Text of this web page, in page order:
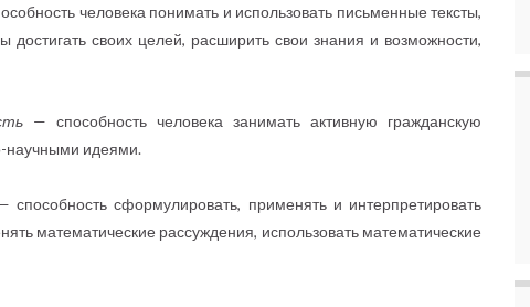
человека понимать и использовать письменные тексты,
своих целей, расширить свои знания и возможности,
— способность человека занимать активную гражданскую
научными идеями.
способность сформулировать, применять и интерпретировать
математические рассуждения, использовать математические